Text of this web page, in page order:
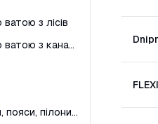
з лісів
Утеплення стін пінопластом / кам'яною ватою з канатів
Устрій декоративних елементів (колони, пояси, пілони, пілястри, русти)